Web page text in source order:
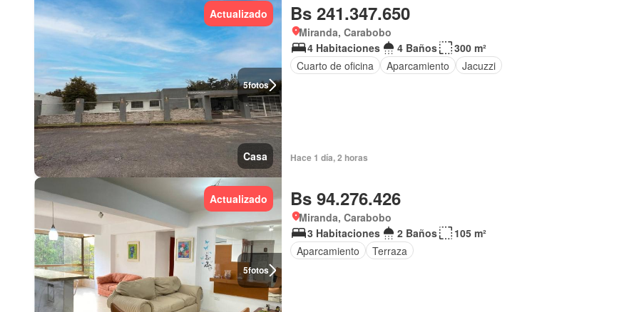
5fotos
Actualizado
Casa
Bs 241.347.650
Miranda, Carabobo
4 Habitaciones
4 Baños
300 m²
Cuarto de oficina
Aparcamiento Jacuzzi
Hace 1 día, 2 horas
5fotos
Actualizado Bs 94.276.426
Miranda, Carabobo
3 Habitaciones
2 Baños
105 m²
Aparcamiento
Terraza